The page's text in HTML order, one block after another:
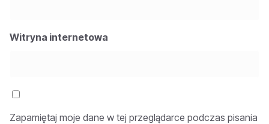
Witryna internetowa
Zapamiętaj moje dane w tej przeglądarce podczas pisania